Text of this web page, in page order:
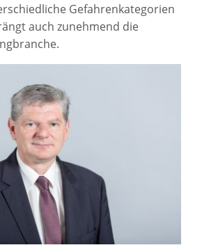
Gefahrenkategorien
auch zunehmend die